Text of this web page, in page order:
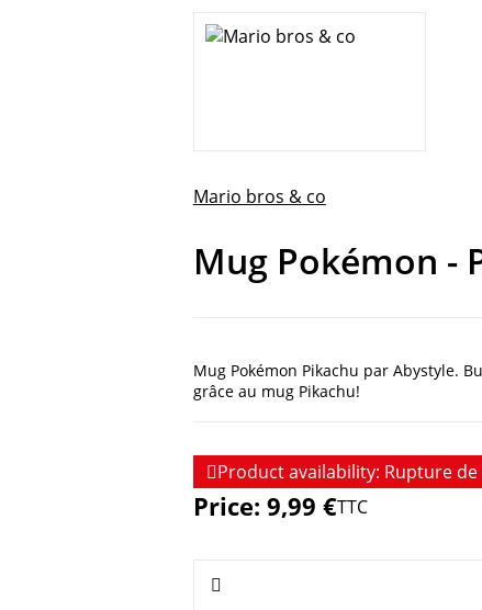
Mario bros & co
Mug Pokémon -
Mug Pokémon Pikachu par Abystyle.
grâce au mug Pikachu!
Price: 9,99 €TTC

Product availability: Rupture